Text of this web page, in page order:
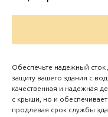
Обеспечьте надежный
защиту вашего здания с
качественная и надежная
с крыши, но и
продлевая срок службы